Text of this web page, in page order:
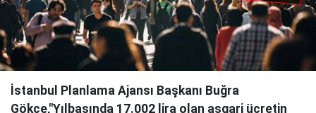
İstanbul Planlama Ajansı Başkanı Buğra
Gökce,"Yılbaşında 17.002 lira olan asgari ücretin